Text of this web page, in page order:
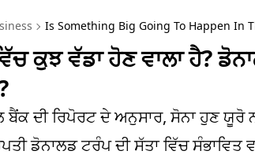
Is Something Big Going To Happen In
ਕੁਝ ਵੱਡਾ ਹੋਣ ਵਾਲਾ ਹੈ?
ਦੀ ਰਿਪੋਰਟ ਦੇ ਅਨੁਸਾਰ, ਸੋਨਾ ਹੁਣ ਯੂਰੋ
ਡੋਨਾਲਡ ਟਰੰਪ ਦੀ ਸੱਤਾ ਵਿੱਚ